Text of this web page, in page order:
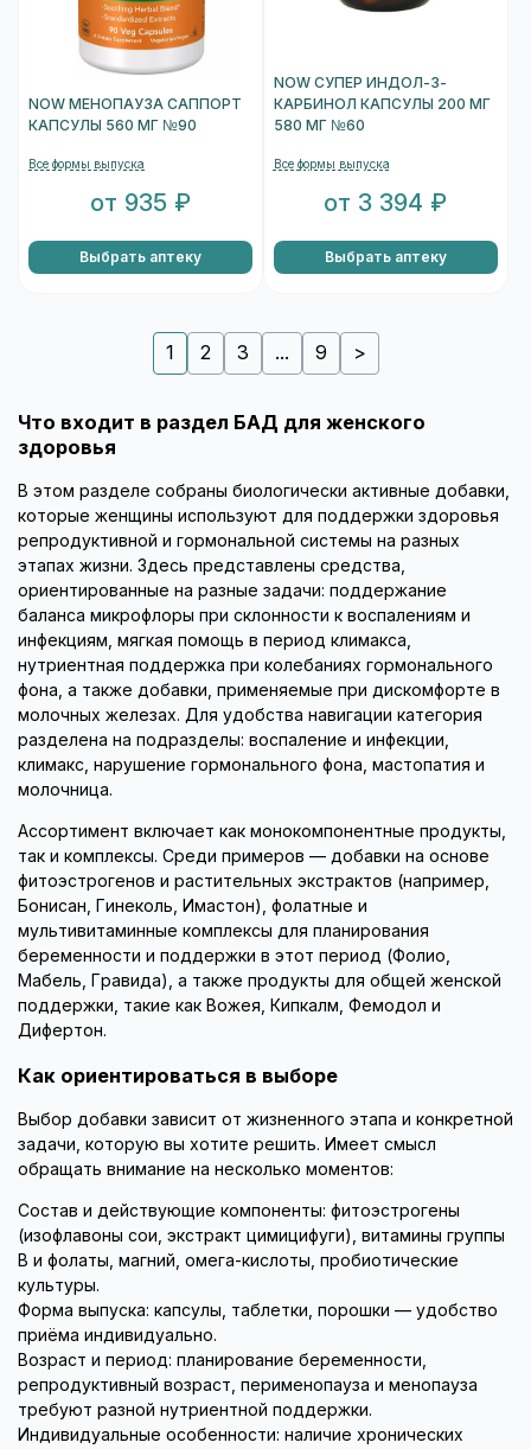
NOW МЕНОПАУЗА САППОРТ
КАПСУЛЫ 560 МГ №90
Все формы выпуска
от 935 ₽
Выбрать аптеку
NOW СУПЕР ИНДОЛ-3-
КАРБИНОЛ КАПСУЛЫ 200 МГ
580 МГ №60
Все формы выпуска
от 3 394 ₽
Выбрать аптеку
1 2 3 ... 9 >
Что входит в раздел БАД для женского
здоровья
В этом разделе собраны биологически активные добавки,
которые женщины используют для поддержки здоровья
репродуктивной и гормональной системы на разных
этапах жизни. Здесь представлены средства,
ориентированные на разные задачи: поддержание
баланса микрофлоры при склонности к воспалениям и
инфекциям, мягкая помощь в период климакса,
нутриентная поддержка при колебаниях гормонального
фона, а также добавки, применяемые при дискомфорте в
молочных железах. Для удобства навигации категория
разделена на подразделы: воспаление и инфекции,
климакс, нарушение гормонального фона, мастопатия и
молочница.
Ассортимент включает как монокомпонентные продукты,
так и комплексы. Среди примеров — добавки на основе
фитоэстрогенов и растительных экстрактов (например,
Бонисан, Гинеколь, Имастон), фолатные и
мультивитаминные комплексы для планирования
беременности и поддержки в этот период (Фолио,
Мабель, Гравида), а также продукты для общей женской
поддержки, такие как Вожея, Кипкалм, Фемодол и
Дифертон.
Как ориентироваться в выборе
Выбор добавки зависит от жизненного этапа и конкретной
задачи, которую вы хотите решить. Имеет смысл
обращать внимание на несколько моментов:
Состав и действующие компоненты: фитоэстрогены
(изофлавоны сои, экстракт цимицифуги), витамины группы
B и фолаты, магний, омега-кислоты, пробиотические
культуры.
Форма выпуска: капсулы, таблетки, порошки — удобство
приёма индивидуально.
Возраст и период: планирование беременности,
репродуктивный возраст, перименопауза и менопауза
требуют разной нутриентной поддержки.
Индивидуальные особенности: наличие хронических